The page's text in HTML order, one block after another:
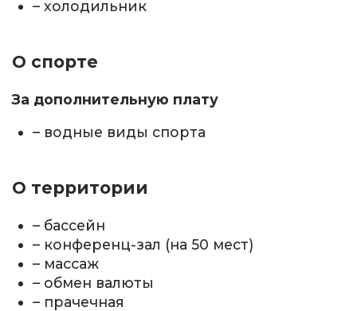
– холодильник
О спорте
За дополнительную плату
– водные виды спорта
О территории
– бассейн
– конференц-зал (на 50 мест)
– массаж
– обмен валюты
– прачечная